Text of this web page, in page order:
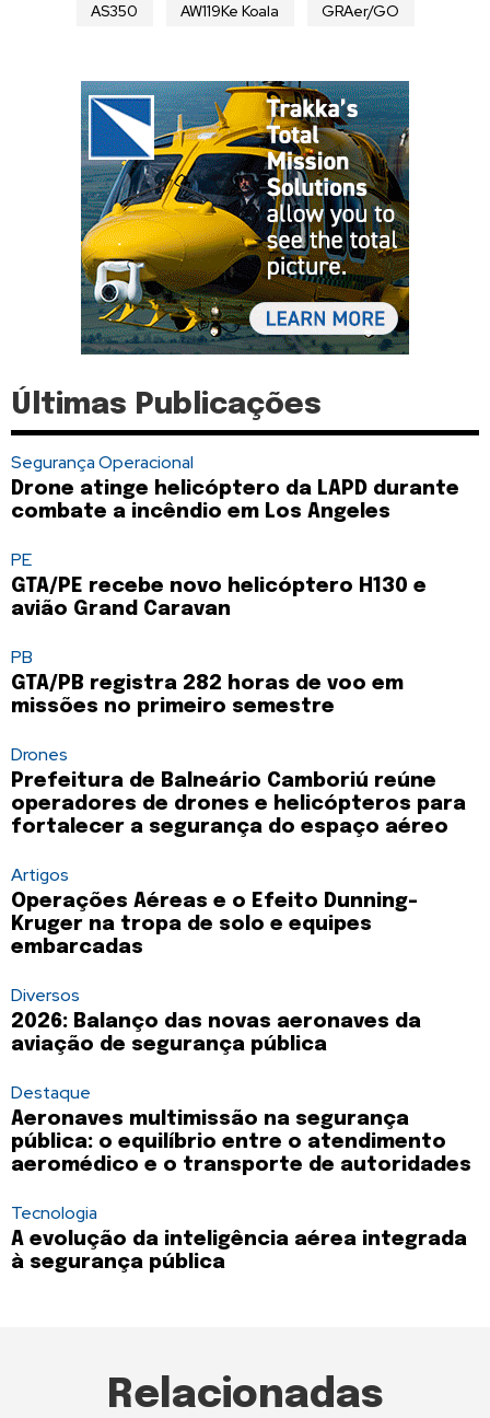
AS350 AW119Ke Koala GRAer/GO
Últimas Publicações
Segurança Operacional
Drone atinge helicóptero da LAPD durante
combate a incêndio em Los Angeles
PE
GTA/PE recebe novo helicóptero H130 e
avião Grand Caravan
PB
GTA/PB registra 282 horas de voo em
missões no primeiro semestre
Drones
Prefeitura de Balneário Camboriú reúne
operadores de drones e helicópteros para
fortalecer a segurança do espaço aéreo
Artigos
Operações Aéreas e o Efeito Dunning-
Kruger na tropa de solo e equipes
embarcadas
Diversos
2026: Balanço das novas aeronaves da
aviação de segurança pública
Destaque
Aeronaves multimissão na segurança
pública: o equilíbrio entre o atendimento
aeromédico e o transporte de autoridades
Tecnologia
A evolução da inteligência aérea integrada
à segurança pública
Relacionadas